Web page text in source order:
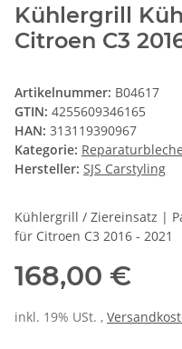
Kühlergrill
Citroen C3
Artikelnummer: B04617
GTIN: 4255609346165
HAN: 313119390967
Kategorie: Reparaturbleche
Hersteller: SJS Carstyling
Kühlergrill / Ziereinsatz |
für Citroen C3 2016 - 2021
168,00 €
inkl. 19% USt. ,